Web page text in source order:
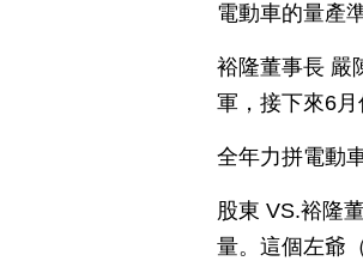
電動車的量產
裕隆董事長 嚴
軍，接下來6月
全年力拼電動
股東 VS.裕隆
量。這個左爺